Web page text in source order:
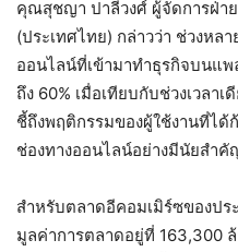
คุณสุชญา ปาลีวงศ์ ผู้จัดการฝ่า
(ประเทศไทย) กล่าวว่า ช่วงหล
ออนไลน์ที่เข้ามาทำธุรกิจบนแ
ถึง 60% เมื่อเทียบกับช่วงเวล
ชี้ถึงพฤติกรรมของผู้ใช้งานที่ได้
ช่องทางออนไลน์อย่างมีนัยสำคั
สำหรับตลาดอีคอมเมิร์ซของป
มูลค่าการตลาดอยู่ที่ 163,300